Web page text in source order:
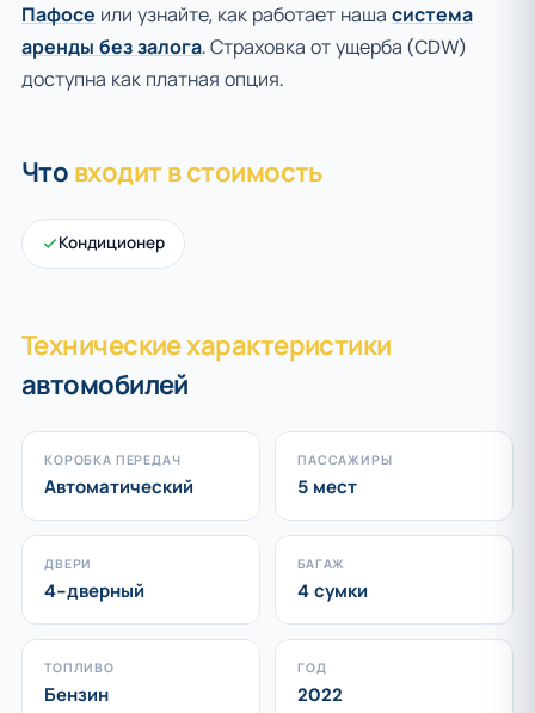
Пафосе или узнайте, как работает наша система
аренды без залога. Страховка от ущерба (CDW)
доступна как платная опция.
Что входит в стоимость
Кондиционер
Технические характеристики
автомобилей
КОРОБКА ПЕРЕДАЧ
Автоматический
ПАССАЖИРЫ
5 мест
ДВЕРИ
4-дверный
БАГАЖ
4 сумки
ТОПЛИВО
Бензин
ГОД
2022